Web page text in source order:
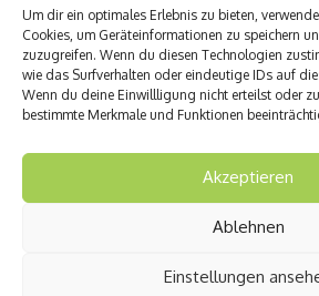
Um dir ein optimales Erlebnis zu bieten,
Cookies, um Geräteinformationen zu speichern
zuzugreifen. Wenn du diesen Technologien
wie das Surfverhalten oder eindeutige IDs auf
Wenn du deine Einwillligung nicht erteilst oder
bestimmte Merkmale und Funktionen
Akzeptieren
Ablehnen
Einstellungen
Welches